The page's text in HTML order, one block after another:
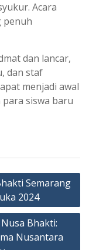
Acara
penuh
dan lancar,
dan staf
menjadi awal
siswa baru
Semarang
2024
Bhakti:
Nusantara